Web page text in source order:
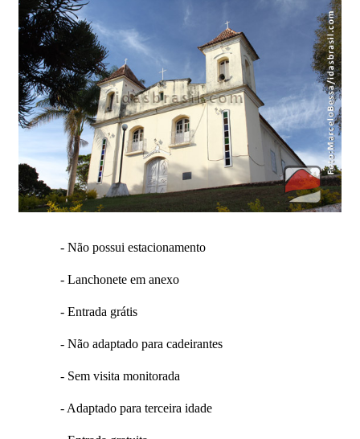
- Não possui estacionamento
- Lanchonete em anexo
- Entrada grátis
- Não adaptado para cadeirantes
- Sem visita monitorada
- Adaptado para terceira idade